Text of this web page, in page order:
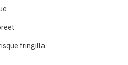
fringilla